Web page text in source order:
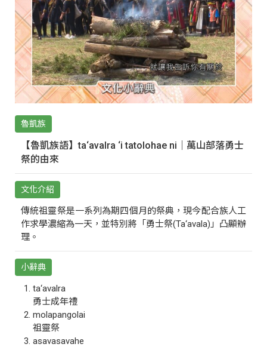
魯凱族
【魯凱族語】ta‘avalra ‘i tatolohae ni｜萬山部落勇士
祭的由來
文化介紹
傳統祖靈祭是一系列為期四個月的祭典，現今配合族人工
作求學濃縮為一天，並特別將「勇士祭(Ta‘avala)」凸顯辦
理。
小辭典
ta‘avalra
勇士成年禮
molapangolai
祖靈祭
asavasavahe